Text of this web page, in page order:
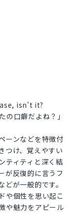
isn't it?
の口癖だよね？」
ーンなどを特徴付
つけ、覚えやすい
ティティと深く結
が反復的に言うフ
が一般的です。
や個性を思い起こ
や魅力をアピール